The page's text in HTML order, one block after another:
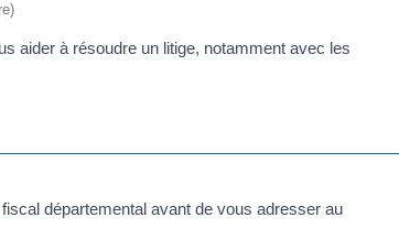
aider à résoudre un litige, notamment avec les
départemental avant de vous adresser au